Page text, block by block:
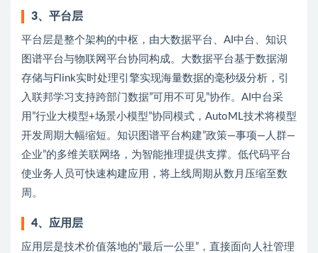
3、平台层
平台层是整个架构的中枢，由大数据平台、AI中台、知识
图谱平台与物联网平台协同构成。大数据平台基于数据湖
存储与Flink实时处理引擎实现海量数据的毫秒级分析，引
入联邦学习支持跨部门数据”可用不可见”协作。AI中台采
用”行业大模型+场景小模型”协同模式，AutoML技术将模型
开发周期大幅缩短。知识图谱平台构建”政策—事项—人群—
企业”的多维关联网络，为智能推理提供支撑。低代码平台
使业务人员可快速构建应用，将上线周期从数月压缩至数
周。
4、应用层
应用层是技术价值落地的”最后一公里”，直接面向人社管理